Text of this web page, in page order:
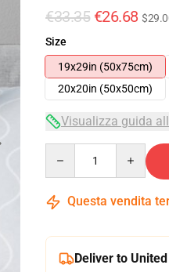
€33.35 €26.68
Size
19x29in (50x75cm)
20x20in (50x50cm)
Visualizza guida
Questa vendita
Deliver to